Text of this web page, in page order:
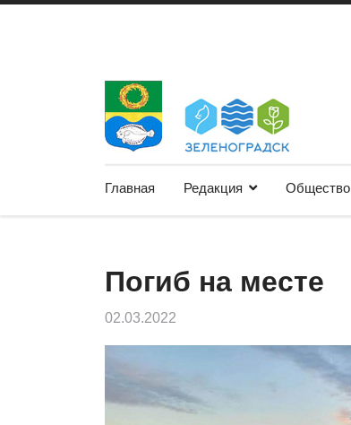
Главная Редакция Общество
Погиб на месте
02.03.2022